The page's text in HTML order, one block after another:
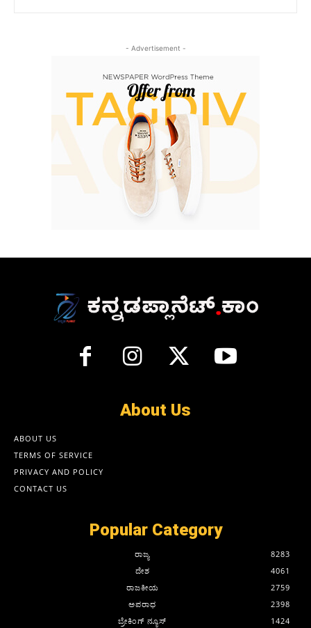
- Advertisement -
About Us
ABOUT US
TERMS OF SERVICE
PRIVACY AND POLICY
CONTACT US
Popular Category
ರಾಜ್ಯ
8283
ದೇಶ
4061
ರಾಜಕೀಯ
2759
ಅಪರಾಧ
2398
ಬ್ರೇಕಿಂಗ್ ನ್ಯೂಸ್
1424